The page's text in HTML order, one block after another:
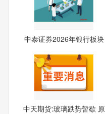
中泰证券2026年银行板块
中天期货:玻璃跌势暂歇 原